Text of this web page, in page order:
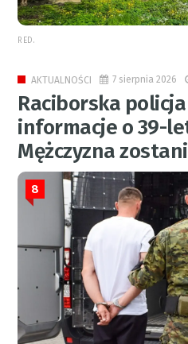
RED.
AKTUALNOŚCI 7 sierpnia 2026
Raciborska
informacje o 39-
Mężczyzna
8